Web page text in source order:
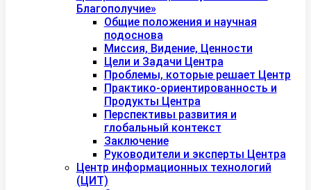
Благополучие»
Общие положения и научная
подоснова
Миссия, Видение, Ценности
Цели и Задачи Центра
Проблемы, которые решает Центр
Практико-ориентированность и
Продукты Центра
Перспективы развития и
глобальный контекст
Заключение
Руководители и эксперты Центра
Центр информационных технологий
(ЦИТ)